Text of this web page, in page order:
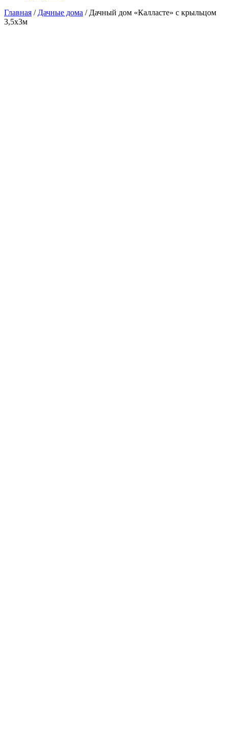
Главная / Дачные дома / Дачный дом «Калласте» с крыльцом
3,5х3м